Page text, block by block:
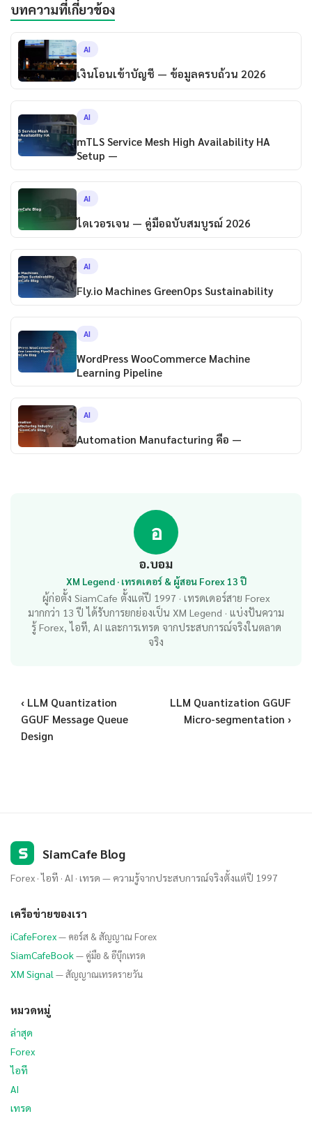
บทความที่เกี่ยวข้อง
AI
เงินโอนเข้าบัญชี — ข้อมูลครบถ้วน 2026
AI
mTLS Service Mesh High Availability HA
Setup —
AI
ไดเวอรเจน — คู่มือฉบับสมบูรณ์ 2026
AI
Fly.io Machines GreenOps Sustainability
AI
WordPress WooCommerce Machine
Learning Pipeline
AI
Automation Manufacturing คือ —
อ
อ.บอม
XM Legend · เทรดเดอร์ & ผู้สอน Forex 13 ปี
ผู้ก่อตั้ง SiamCafe ตั้งแต่ปี 1997 · เทรดเดอร์สาย Forex
มากกว่า 13 ปี ได้รับการยกย่องเป็น XM Legend · แบ่งปันความ
รู้ Forex, ไอที, AI และการเทรด จากประสบการณ์จริงในตลาด
จริง
‹ LLM Quantization
GGUF Message Queue
Design
LLM Quantization GGUF
Micro-segmentation ›
S SiamCafe Blog
Forex · ไอที · AI · เทรด — ความรู้จากประสบการณ์จริงตั้งแต่ปี 1997
เครือข่ายของเรา
iCafeForex— คอร์ส & สัญญาณ Forex
SiamCafeBook— คู่มือ & อีบุ๊กเทรด
XM Signal — สัญญาณเทรดรายวัน
หมวดหมู่
ล่าสุด
Forex
ไอที
AI
เทรด